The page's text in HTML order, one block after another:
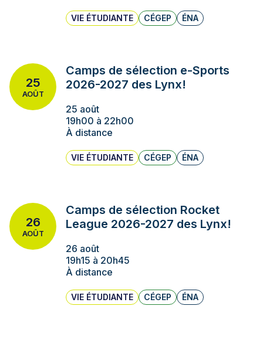
VIE ÉTUDIANTE CÉGEP ÉNA
25
AOÛT
Camps de sélection e-Sports
2026-2027 des Lynx!
25 août
19h00 à 22h00
À distance
VIE ÉTUDIANTE CÉGEP ÉNA
26
AOÛT
Camps de sélection Rocket
League 2026-2027 des Lynx!
26 août
19h15 à 20h45
À distance
VIE ÉTUDIANTE CÉGEP ÉNA